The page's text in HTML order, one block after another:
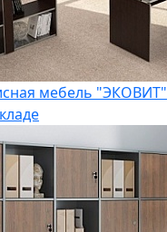
мебель "ЭКОВИТ"